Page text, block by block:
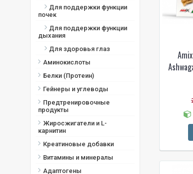
Для поддержки функции
почек
Для поддержки функции
дыхания
Для здоровья глаз
Аминокислоты
Белки (Протеин)
Гейнеры и углеводы
Предтренировочные
продукты
Жиросжигатели и L-
карнитин
Креатиновые добавки
Витамины и минералы
Адаптогены